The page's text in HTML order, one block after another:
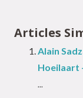
Articles
Alain
Hoeilaart
...